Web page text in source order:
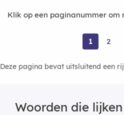
Klik op een paginanummer
1 2
Deze pagina bevat uitsluitend een
Woorden die